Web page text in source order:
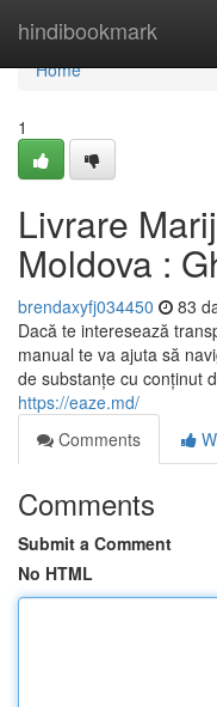
hindibookmark
Home
Home
1
Livrare
Moldova :
brendaxyfj034450 83
Dacă te interesează
manual te va ajuta să
de substanțe cu conținut
https://eaze.md/
Comments
Comments
Submit a Comment
No HTML